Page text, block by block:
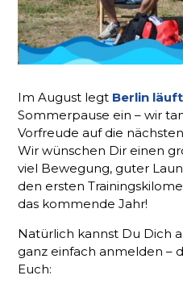
Im August legt Berlin
Sommerpause ein – wir
Vorfreude auf die
Wir wünschen Dir einen
viel Bewegung, guter
den ersten
das kommende Jahr!
Natürlich kannst Du Dich
ganz einfach anmelden –
Euch: